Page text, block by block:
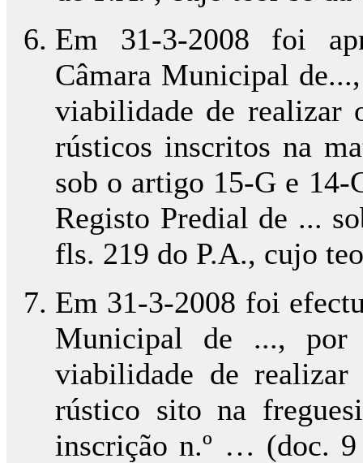
Em 31-3-2008 foi
Câmara Municipal
viabilidade de realizar
rústicos inscritos na
sob o artigo 15-G e 14-
Registo Predial de ...
fls. 219 do P.A., cujo
Em 31-3-2008 foi
Municipal de ...,
viabilidade de
rústico sito na
inscrição n.º … (doc.